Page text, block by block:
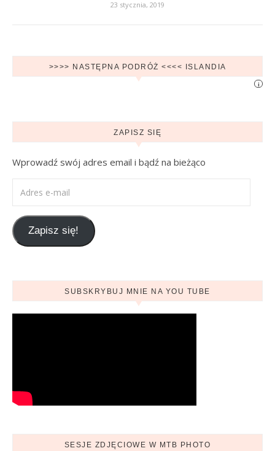
23 stycznia, 2019
>>>> NASTĘPNA PODRÓŻ <<<< ISLANDIA
i
ZAPISZ SIĘ
Wprowadź swój adres email i bądź na bieżąco
Zapisz się!
SUBSKRYBUJ MNIE NA YOU TUBE
SESJE ZDJĘCIOWE W MTB PHOTO